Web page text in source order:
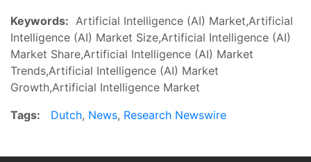
Keywords: Artificial Intelligence (AI) Market,Artificial
Intelligence (AI) Market Size,Artificial Intelligence (AI)
Market Share,Artificial Intelligence (AI) Market
Trends,Artificial Intelligence (AI) Market
Growth,Artificial Intelligence Market
Tags:
Dutch, News, Research Newswire